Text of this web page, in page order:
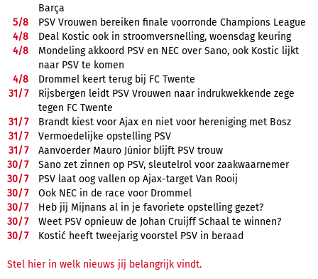
Barça
5/8
PSV Vrouwen bereiken finale voorronde Champions League
4/8
Deal Kostic ook in stroomversnelling, woensdag keuring
4/8
Mondeling akkoord PSV en NEC over Sano, ook Kostic lijkt
naar PSV te komen
4/8
Drommel keert terug bij FC Twente
31/7
Rijsbergen leidt PSV Vrouwen naar indrukwekkende zege
tegen FC Twente
31/7
Brandt kiest voor Ajax en niet voor hereniging met Bosz
31/7
Vermoedelijke opstelling PSV
31/7
Aanvoerder Mauro Júnior blijft PSV trouw
30/7
Sano zet zinnen op PSV, sleutelrol voor zaakwaarnemer
30/7
PSV laat oog vallen op Ajax-target Van Rooij
30/7
Ook NEC in de race voor Drommel
30/7
Heb jij Mijnans al in je favoriete opstelling gezet?
30/7
Weet PSV opnieuw de Johan Cruijff Schaal te winnen?
30/7 Kostić heeft tweejarig voorstel PSV in beraad
Stel hier in welk nieuws jij belangrijk vindt.